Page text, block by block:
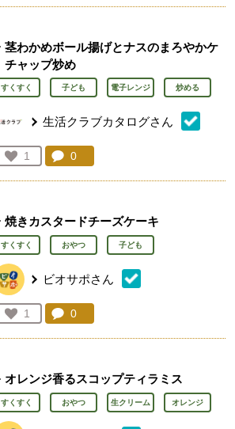
茎わかめボール揚げとナスのまろやかケ
チャップ炒め
すくすく 子ども 電子レンジ 炒める
生活クラブカタログさん
お気に入り登録：
1
人が登録
コメント：
0
焼きカスタードチーズケーキ
すくすく おやつ 子ども
ビオサポさん
お気に入り登録：
1
人が登録
コメント：
0
オレンジ香るスコップティラミス
すくすく おやつ 生クリーム オレンジ